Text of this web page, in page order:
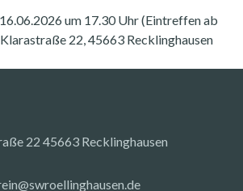
um 17.30 Uhr (Eintreffen ab
22, 45663 Recklinghausen
22 45663 Recklinghausen